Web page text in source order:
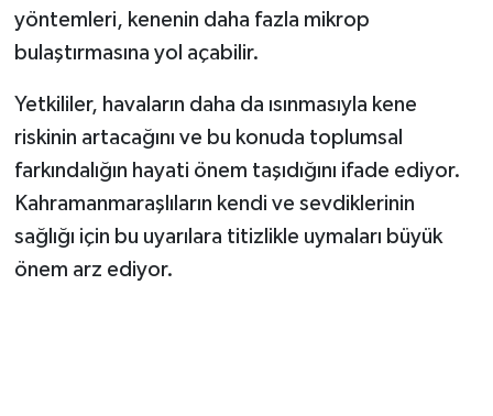
yöntemleri, kenenin daha fazla mikrop
bulaştırmasına yol açabilir.
Yetkililer, havaların daha da ısınmasıyla kene
riskinin artacağını ve bu konuda toplumsal
farkındalığın hayati önem taşıdığını ifade ediyor.
Kahramanmaraşlıların kendi ve sevdiklerinin
sağlığı için bu uyarılara titizlikle uymaları büyük
önem arz ediyor.